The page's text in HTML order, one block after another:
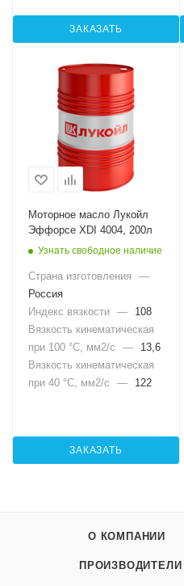
ЗАКАЗАТЬ
Моторное масло Лукойл
Эффорсе XDI 4004, 200л
Узнать свободное наличие
Страна изготовления
—
Россия
Индекс вязкости —
108
Вязкость кинематическая
при 100 °С, мм2/с
—
13,6
Вязкость кинематическая
при 40 °С, мм2/с
— 122
ЗАКАЗАТЬ
О КОМПАНИИ
ПРОИЗВОДИТЕЛИ